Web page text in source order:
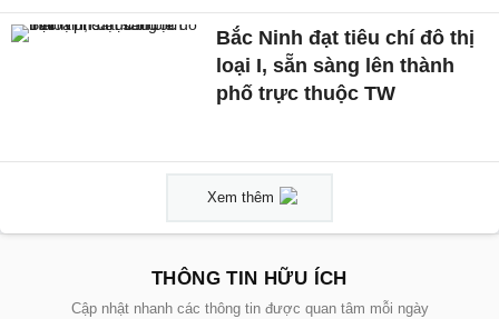
Bắc Ninh đạt tiêu chí đô thị
loại I, sẵn sàng lên thành
phố trực thuộc TW
Xem thêm
THÔNG TIN HỮU ÍCH
Cập nhật nhanh các thông tin được quan tâm mỗi ngày